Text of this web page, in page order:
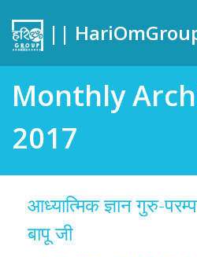
||
Monthly
2017
आध्यात्मिक ज्ञान गुरु-
बापू जी